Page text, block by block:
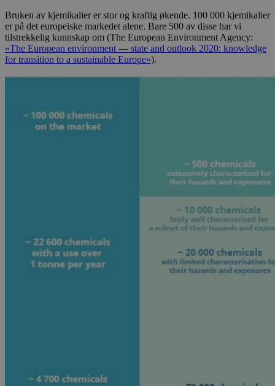
Bruken av kjemikalier er stor og kraftig økende. 100 000 kjemikalier
er på det europeiske markedet alene. Bare 500 av disse har vi
tilstrekkelig kunnskap om (The European Environment Agency:
«The European environment — state and outlook 2020: knowledge
for transition to a sustainable Europe»).